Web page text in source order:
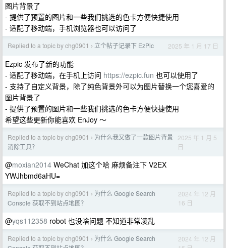
图片背景了
- 提供了预置的图片和一些我们挑选的色卡方便快捷使用
- 适配了移动端，手机浏览器也可以访问了
Replied to a topic by chg0901 › 立个帖子记录下 EzPic 2025 年 1 月 17 日
Ezpic 发布了新的功能
- 适配了移动端，在手机上访问 https://ezpic.fun 也可以使用了
- 支持了自定义背景，除了纯色背景外可以为图片替换一个您喜爱的
图片背景了
- 提供了预置的图片和一些我们挑选的色卡方便快捷使用
希望这些更新你能喜欢 EnJoy ～
Replied to a topic by chg0901 › 为什么我又做了一款图片背景
消除工具？
2025 年 1 月 5
日
@moxian2014 WeChat 加这个哈 麻烦备注下 V2EX
YWJhbmd6aHU=
Replied to a topic by chg0901 › 为什么 Google Search
Console 获取不到站点地图？
2024 年 12 月
16 日
@yqs112358 robot 也没啥问题 不知道非常凌乱
Replied to a topic by chg0901 › 为什么 Google Search
2024 年 12 月